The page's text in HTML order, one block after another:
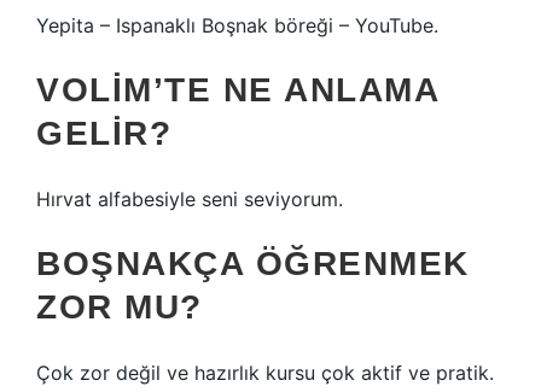
Yepita – Ispanaklı Boşnak böreği – YouTube.
VOLIM’TE NE ANLAMA
GELIR?
Hırvat alfabesiyle seni seviyorum.
BOŞNAKÇA ÖĞRENMEK
ZOR MU?
Çok zor değil ve hazırlık kursu çok aktif ve pratik.